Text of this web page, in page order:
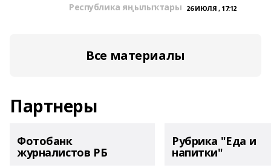
Республика яңылыҡтары 26 ИЮЛЯ , 17:12
Все материалы
Партнеры
Фотобанк
журналистов РБ
Рубрика "Еда и
напитки"